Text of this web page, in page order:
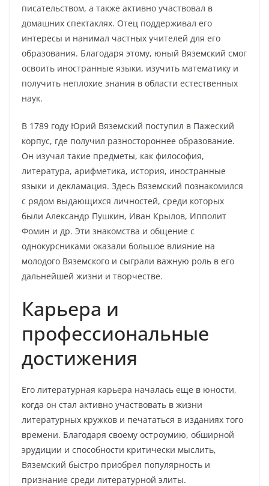
писательством, а также активно участвовал в
домашних спектаклях. Отец поддерживал его
интересы и нанимал частных учителей для его
образования. Благодаря этому, юный Вяземский смог
освоить иностранные языки, изучить математику и
получить неплохие знания в области естественных
наук.
В 1789 году Юрий Вяземский поступил в Пажеский
корпус, где получил разностороннее образование.
Он изучал такие предметы, как философия,
литература, арифметика, история, иностранные
языки и декламация. Здесь Вяземский познакомился
с рядом выдающихся личностей, среди которых
были Александр Пушкин, Иван Крылов, Ипполит
Фомин и др. Эти знакомства и общение с
однокурсниками оказали большое влияние на
молодого Вяземского и сыграли важную роль в его
дальнейшей жизни и творчестве.
Карьера и
профессиональные
достижения
Его литературная карьера началась еще в юности,
когда он стал активно участвовать в жизни
литературных кружков и печататься в изданиях того
времени. Благодаря своему остроумию, обширной
эрудиции и способности критически мыслить,
Вяземский быстро приобрел популярность и
признание среди литературной элиты.